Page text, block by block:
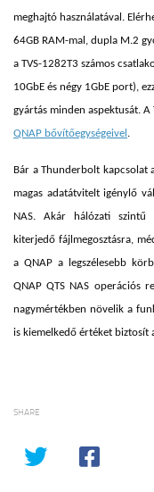
meghajtó használatával.
64GB RAM-mal, dupla M.2
a TVS-1282T3 számos
10GbE és négy 1GbE port),
gyártás minden aspektusát.
QNAP bővítőegységeivel .
Bár a Thunderbolt kapcsolat
magas adatátvitelt igénylő
NAS. Akár hálózati
kiterjedő fájlmegosztásra,
a QNAP a legszélesebb
QNAP QTS NAS operációs
nagymértékben növelik a
is kiemelkedő értéket biztosít
SHARE